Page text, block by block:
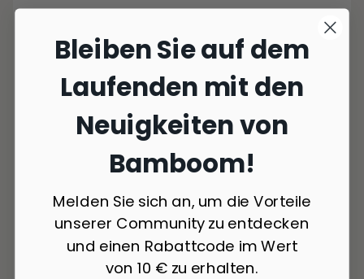
Bleiben Sie auf dem
Laufenden mit den
Neuigkeiten von
Bamboom!
Melden Sie sich an, um die Vorteile
unserer Community zu entdecken
und einen Rabattcode im Wert
von 10 € zu erhalten.